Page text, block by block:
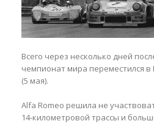
Всего через несколько дней
чемпионат мира переместился в
(5 мая).
Alfa Romeo решила не
14-километровой трассы и